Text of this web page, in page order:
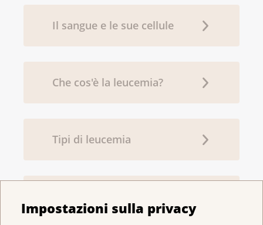
Impostazioni sulla privacy
Il sangue e le sue cellule
Che cos'è la leucemia?
Tipi di leucemia
per la diagnosi di leucemia?